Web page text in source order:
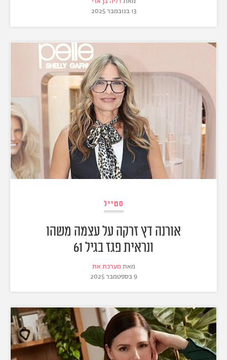
13 בנובמבר 2025
סטייל
אורנה דץ זרקה על עצמה משהו
ונראית פגז בגיל 61
מאת מערכת את
9 בספטמבר 2025